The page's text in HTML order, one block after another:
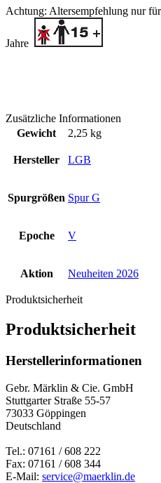
Achtung: Altersempfehlung nur
Jahre
Zusätzliche Informationen
Gewicht
2,25 kg
Hersteller LGB
Spurgrößen Spur G
Epoche V
Aktion Neuheiten 2026
Produktsicherheit
Produktsicherheit
Herstellerinformationen
Gebr. Märklin & Cie. GmbH
Stuttgarter Straße 55-57
73033 Göppingen
Deutschland
Tel.: 07161 / 608 222
Fax: 07161 / 608 344
E-Mail: service@maerklin.de